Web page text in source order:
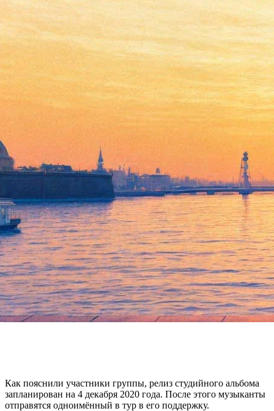
«Мумий Тролль» объявил
дату выхода нового альбома
«После Зла» и презентовал
сингл
Версия для печати
Рок-группа «Мумий Тролль» представила сингл нового
альбома «После Зла».
Песня, котораяпоявиласьна странице коллектива ВКонтакте
24 июля, получила заголовок «В тот день когда». В ней
слушатель переносится в момент, «когда мы все сдадимся
сами/ Когда сдадим все города». Помимо этого произведения
в сборник, судя по всему, войдут выпущенные ранее «Лира» и
«Лето без интернета»: их записями был дополненследующий
постколлектива, посвященный новому альбому.
Как пояснили участники группы, релиз студийного альбома
запланирован на 4 декабря 2020 года. После этого музыканты
отправятся одноимённый в тур в его поддержку.